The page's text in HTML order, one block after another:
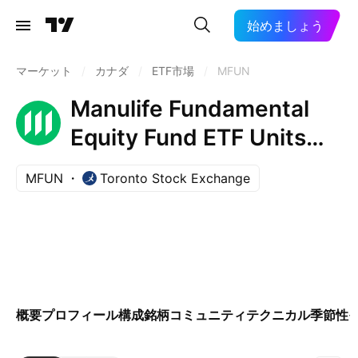
始めましょう
マーケット カナダ ETF市場 MFUN
Manulife Fundamental
Equity Fund ETF Units
Trust Units
MFUN Toronto Stock Exchange
概要プロフィール構成銘柄コミュニティテクニカル季節性